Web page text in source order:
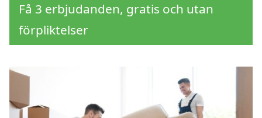
Få 3 erbjudanden, gratis och utan
förpliktelser